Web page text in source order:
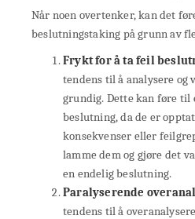
Når noen overtenker, kan det
beslutningstaking på grunn av
Frykt for å ta feil
tendens til å analysere
grundig. Dette kan føre
beslutning, da de er
konsekvenser eller
lamme dem og gjøre det
en endelig beslutning.
Paralyserende
tendens til å